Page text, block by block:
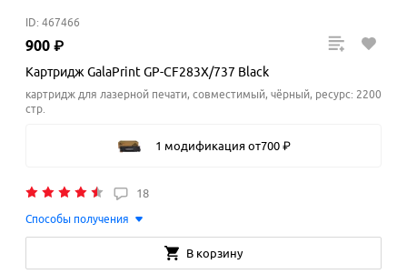
ID: 467466
900 ₽
Картридж GalaPrint GP-CF283X/737 Black
картридж для лазерной печати, совместимый, чёрный, ресурс: 2200
стр.
1 модификация от700 ₽
18
Способы получения
В корзину